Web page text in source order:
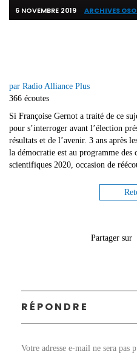
6 NOVEMBRE 2019 ARCHIVES
par Radio Alliance Plus
366 écoutes
Si Françoise Gernot a traité de ce
pour s’interroger avant l’élection
résultats et de l’avenir. 3 ans après
la démocratie est au programme des
scientifiques 2020, occasion de
Partager sur
RÉPONDRE
Votre adresse e-mail ne sera pas